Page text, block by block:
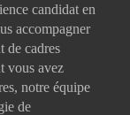
candidat en
accompagner
de cadres
vous avez
notre équipe
de